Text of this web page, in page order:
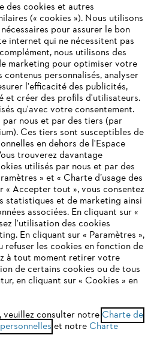
Vente
INTERNET
EN CHARGE
Internet que nous ne prenons plus
de notre site ne
Pour une utilisation
vous recommandons de passer à
:
des cookies et autres
(« cookies »). Nous utilisons
pour assurer le bon
internet qui ne nécessitent pas
nous utilisons des
marketing pour optimiser votre
personnalisés, analyser
l'efficacité des publicités,
et créer des profils d'utilisateurs.
qu'avec votre consentement.
nous et par des tiers (par
Ces tiers sont susceptibles de
en dehors de l'Espace
trouverez davantage
utilisés par nous et par des
» et « Charte d’usage des
« Accepter tout », vous consentez
statistiques et de marketing ainsi
associées. En cliquant sur «
l'utilisation des cookies
En cliquant sur « Paramètres »,
refuser les cookies en fonction de
à tout moment retirer votre
de certains cookies ou de tous
en cliquant sur « Cookies » en
veuillez consulter notre Charte de
et notre Charte